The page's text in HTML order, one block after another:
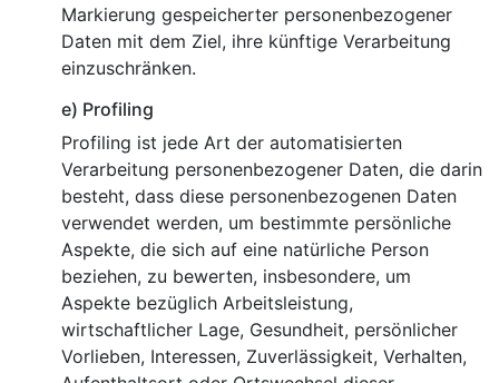
Markierung gespeicherter personenbezogener
Daten mit dem Ziel, ihre künftige Verarbeitung
einzuschränken.
e) Profiling
Profiling ist jede Art der automatisierten
Verarbeitung personenbezogener Daten, die darin
besteht, dass diese personenbezogenen Daten
verwendet werden, um bestimmte persönliche
Aspekte, die sich auf eine natürliche Person
beziehen, zu bewerten, insbesondere, um
Aspekte bezüglich Arbeitsleistung,
wirtschaftlicher Lage, Gesundheit, persönlicher
Vorlieben, Interessen, Zuverlässigkeit, Verhalten,